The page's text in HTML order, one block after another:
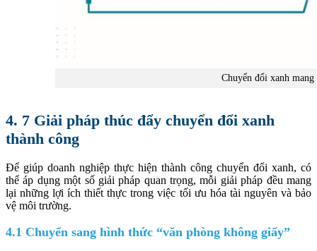
Chuyển đổi xanh
4. 7 Giải pháp thúc đẩy chuyển đổi xanh
thành công
Để giúp doanh nghiệp thực hiện thành công chuyển đổi xanh, có
thể áp dụng một số giải pháp quan trọng, mỗi giải pháp đều mang
lại những lợi ích thiết thực trong việc tối ưu hóa tài nguyên và bảo
vệ môi trường.
4.1 Chuyển sang hình thức “văn phòng không giấy”